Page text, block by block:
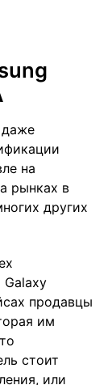
на
рынках в
других
Galaxy
продавцы
им
стоит
или